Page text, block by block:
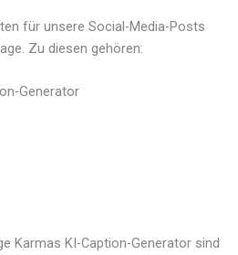
für unsere Social-Media-Posts
Zu diesen gehören:
Generator
Karmas KI-Caption-Generator sind